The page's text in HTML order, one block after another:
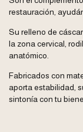
restauración,
Su relleno de
la zona cervical,
anatómico.
Fabricados con
aporta estabilidad,
sintonía con tu